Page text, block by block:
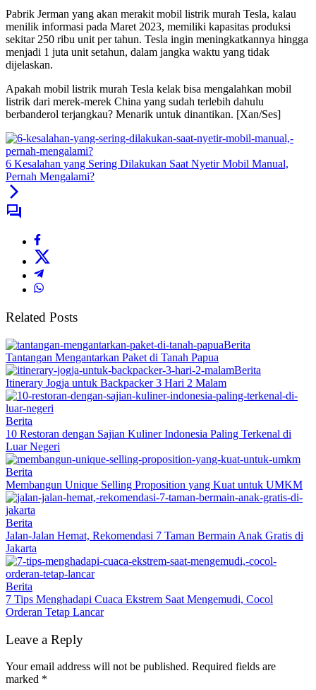
Pabrik Jerman yang akan merakit mobil listrik murah Tesla, kalau
menilik informasi pada Maret 2023, memiliki kapasitas produksi
sekitar 250 ribu unit per tahun. Tesla ingin meningkatkannya hingga
menjadi 1 juta unit setahun, dalam jangka waktu yang tidak
dijelaskan.
Apakah mobil listrik murah Tesla kelak bisa mengalahkan mobil
listrik dari merek-merek China yang sudah terlebih dahulu
berbanderol terjangkau? Menarik untuk dinantikan. [Xan/Ses]
6 Kesalahan yang Sering Dilakukan Saat Nyetir Mobil Manual,
Pernah Mengalami?
Related Posts
Berita
Tantangan Mengantarkan Paket di Tanah Papua
Berita
Itinerary Jogja untuk Backpacker 3 Hari 2 Malam
Berita
10 Restoran dengan Sajian Kuliner Indonesia Paling Terkenal di
Luar Negeri
Berita
Membangun Unique Selling Proposition yang Kuat untuk UMKM
Berita
Jalan-Jalan Hemat, Rekomendasi 7 Taman Bermain Anak Gratis di
Jakarta
Berita
7 Tips Menghadapi Cuaca Ekstrem Saat Mengemudi, Cocol
Orderan Tetap Lancar
Leave a Reply
Your email address will not be published. Required fields are
marked *